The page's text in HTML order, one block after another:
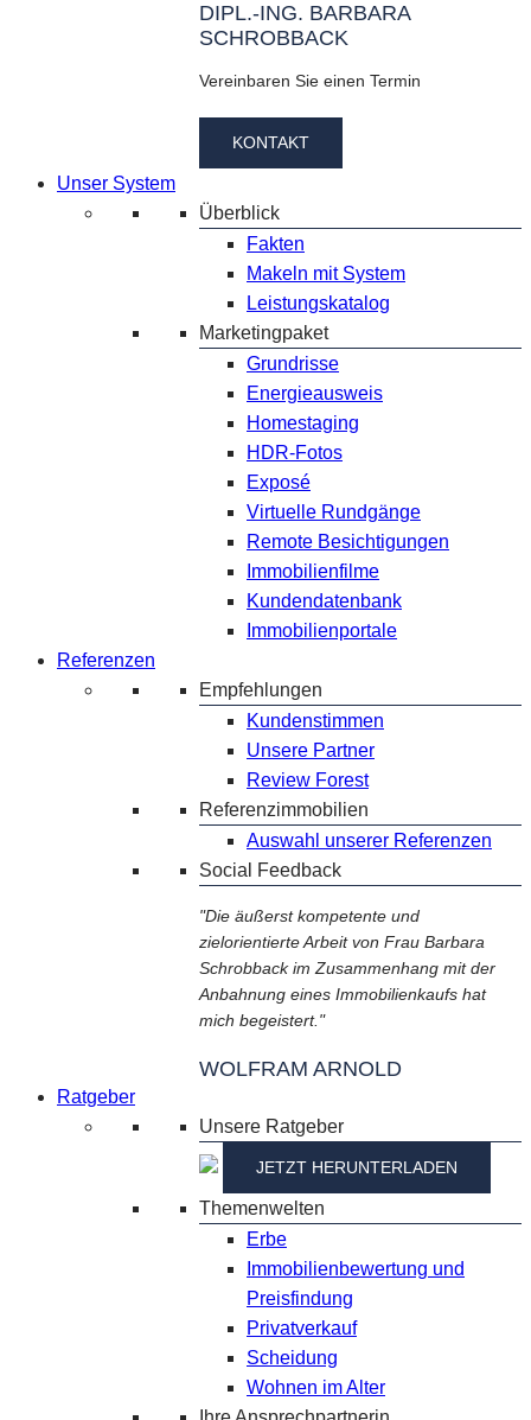
DIPL.-ING. BARBARA
SCHROBBACK
Vereinbaren Sie einen Termin
KONTAKT
Unser System
Überblick
Fakten
Makeln mit System
Leistungskatalog
Marketingpaket
Grundrisse
Energieausweis
Homestaging
HDR-Fotos
Exposé
Virtuelle Rundgänge
Remote Besichtigungen
Immobilienfilme
Kundendatenbank
Immobilienportale
Referenzen
Empfehlungen
Kundenstimmen
Unsere Partner
Review Forest
Referenzimmobilien
Auswahl unserer Referenzen
Social Feedback
"Die äußerst kompetente und
zielorientierte Arbeit von Frau Barbara
Schrobback im Zusammenhang mit der
Anbahnung eines Immobilienkaufs hat
mich begeistert."
WOLFRAM ARNOLD
Ratgeber
Unsere Ratgeber
JETZT HERUNTERLADEN
Themenwelten
Erbe
Immobilienbewertung und
Preisfindung
Privatverkauf
Scheidung
Wohnen im Alter